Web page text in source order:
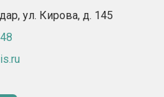
ул. Кирова, д. 145​